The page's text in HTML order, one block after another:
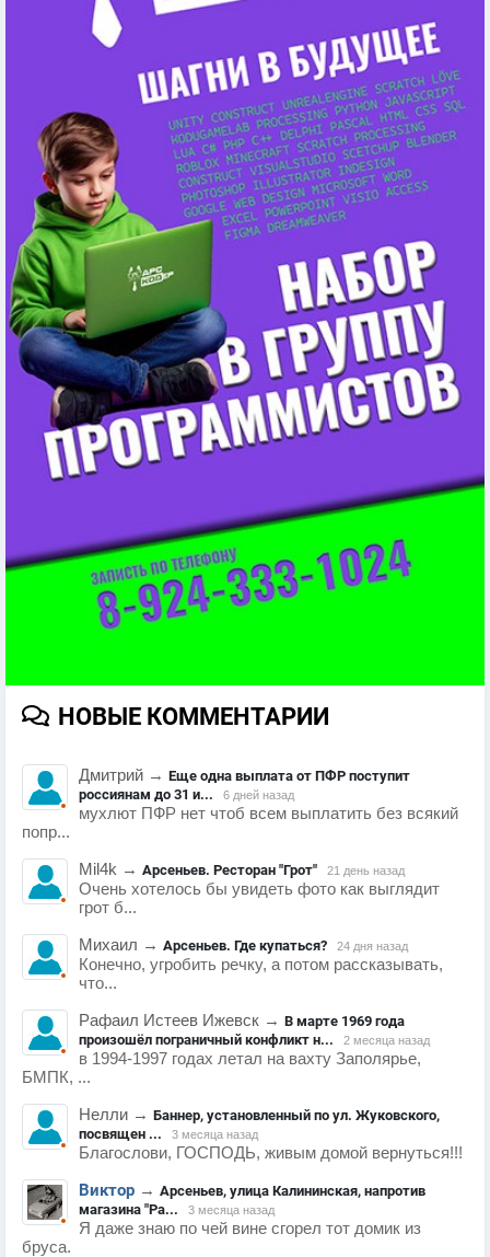
НОВЫЕ КОММЕНТАРИИ
Дмитрий → Еще одна выплата от ПФР поступит
россиянам до 31 и...
6 дней назад
мухлют ПФР нет чтоб всем выплатить без всякий
попр...
Mil4k → Арсеньев. Ресторан "Грот" 21 день назад
Очень хотелось бы увидеть фото как выглядит
грот б...
Михаил → Арсеньев. Где купаться? 24 дня назад
Конечно, угробить речку, а потом рассказывать,
что...
Рафаил Истеев Ижевск → В марте 1969 года
произошёл пограничный конфликт н...
2 месяца назад
в 1994-1997 годах летал на вахту Заполярье,
БМПК, ...
Нелли → Баннер, установленный по ул. Жуковского,
посвящен ...
3 месяца назад
Благослови, ГОСПОДЬ, живым домой вернуться!!!
Виктор → Арсеньев, улица Калининская, напротив
магазина "Ра...
3 месяца назад
Я даже знаю по чей вине сгорел тот домик из
бруса.